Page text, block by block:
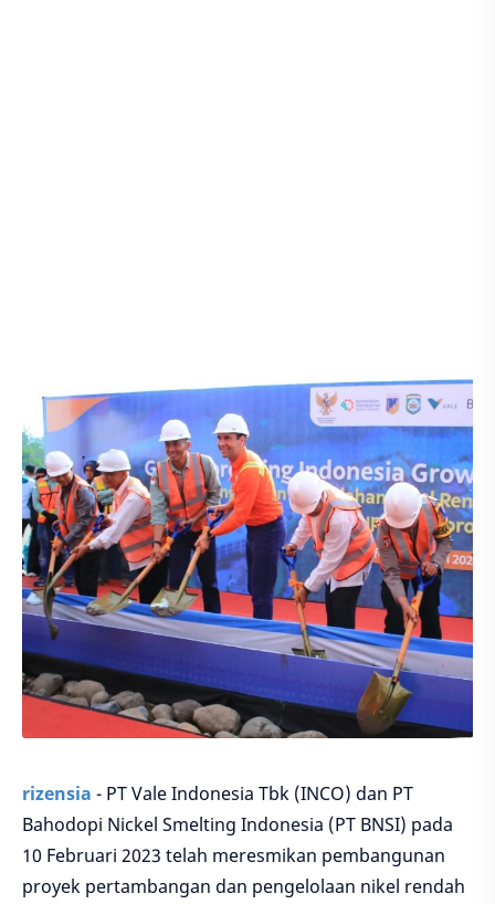
rizensia - PT Vale Indonesia Tbk (INCO) dan PT
Bahodopi Nickel Smelting Indonesia (PT BNSI) pada
10 Februari 2023 telah meresmikan pembangunan
proyek pertambangan dan pengelolaan nikel rendah